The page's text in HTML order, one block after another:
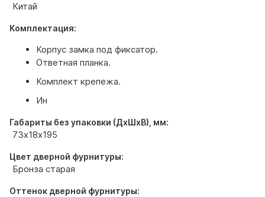
Китай
Комплектация:
Корпус замка под фиксатор.
Ответная планка.
Комплект крепежа.
Ин
Габариты без упаковки (ДхШхВ), мм:
73х18х195
Цвет дверной фурнитуры:
Бронза старая
Оттенок дверной фурнитуры: